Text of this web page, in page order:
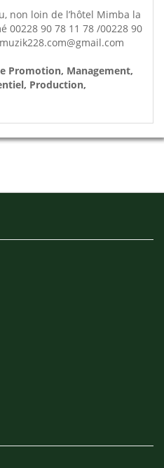
non loin de l’hôtel Mimba la
00228 90 78 11 78 /00228 90
Promotion, Management,
Production,